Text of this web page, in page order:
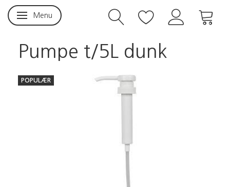
Skifte navigation
Menu
Pumpe t/5L dunk
POPULÆR